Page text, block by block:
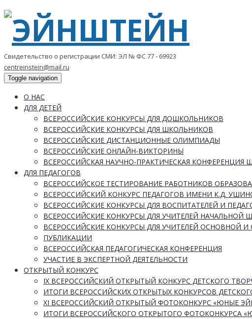
Свидетельство о регистрации СМИ: ЭЛ № ФС 77 - 69923
centreinstein@mail.ru
Toggle navigation
О НАС
ДЛЯ ДЕТЕЙ
ВСЕРОССИЙСКИЕ КОНКУРСЫ ДЛЯ ДОШКОЛЬНИКОВ
ВСЕРОССИЙСКИЕ КОНКУРСЫ ДЛЯ ШКОЛЬНИКОВ
ВСЕРОССИЙСКИЕ ДИСТАНЦИОННЫЕ ОЛИМПИАДЫ
ВСЕРОССИЙСКИЕ ОНЛАЙН-ВИКТОРИНЫ
ВСЕРОССИЙСКАЯ НАУЧНО-ПРАКТИЧЕСКАЯ
ДЛЯ ПЕДАГОГОВ
ВСЕРОССИЙСКОЕ ТЕСТИРОВАНИЕ РАБОТНИКОВ
ВСЕРОССИЙСКИЙ КОНКУРС ПЕДАГОГОВ ИМЕНИ К.Д.
ВСЕРОССИЙСКИЕ КОНКУРСЫ ДЛЯ ВОСПИТАТЕЛЕЙ И
ВСЕРОССИЙСКИЕ КОНКУРСЫ ДЛЯ УЧИТЕЛЕЙ НАЧАЛЬНОЙ
ВСЕРОССИЙСКИЕ КОНКУРСЫ ДЛЯ УЧИТЕЛЕЙ ОСНОВНОЙ
ПУБЛИКАЦИИ
ВСЕРОССИЙСКАЯ ПЕДАГОГИЧЕСКАЯ КОНФЕРЕНЦИЯ
УЧАСТИЕ В ЭКСПЕРТНОЙ ДЕЯТЕЛЬНОСТИ
ОТКРЫТЫЙ КОНКУРС
IX ВСЕРОССИЙСКИЙ ОТКРЫТЫЙ КОНКУРС ДЕТСКОГО
ИТОГИ ВСЕРОССИЙСКИХ ОТКРЫТЫХ КОНКУРСОВ
XI ВСЕРОССИЙСКИЙ ОТКРЫТЫЙ ФОТОКОНКУРС «ЮНЫЕ
ИТОГИ ВСЕРОССИЙСКОГО ОТКРЫТОГО ФОТОКОНКУРСА